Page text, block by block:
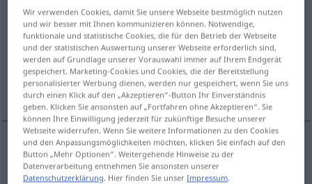
Übersicht aller Übersetzungen
(Für mehr Details die Übersetzung anklicken/antippen)
молодцеват\ый 10, -йче, бойкий 10, -ек, -йка,
ухарский
молодцеват\ый 10 forsch
Wir verwenden Cookies, damit Sie unsere Webseite bestmöglich nutzen
und wir besser mit Ihnen kommunizieren können. Notwendige,
funktionale und statistische Cookies, die für den Betrieb der Webseite
und der statistischen Auswertung unserer Webseite erforderlich sind,
werden auf Grundlage unserer Vorauswahl immer auf Ihrem Endgerät
gespeichert. Marketing-Cookies und Cookies, die der Bereitstellung
personalisierter Werbung dienen, werden nur gespeichert, wenn Sie uns
durch einen Klick auf den „Akzeptieren“-Button Ihr Einverständnis
geben. Klicken Sie ansonsten auf „Fortfahren ohne Akzeptieren“. Sie
können Ihre Einwilligung jederzeit für zukünftige Besuche unserer
Webseite widerrufen. Wenn Sie weitere Informationen zu den Cookies
und den Anpassungsmöglichkeiten möchten, klicken Sie einfach auf den
Button „Mehr Optionen“. Weitergehende Hinweise zu der
Datenverarbeitung entnehmen Sie ansonsten unserer
Datenschutzerklärung. Hier finden Sie unserImpressum.